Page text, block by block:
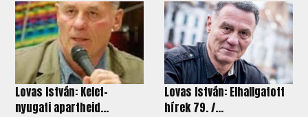
Lovas István: Kelet-
nyugati apartheid...
Lovas István: Elhallgatott
hírek 79. /...